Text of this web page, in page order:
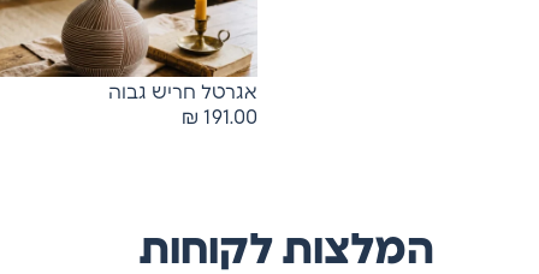
אגרטל חריש גבוה
191.00
₪
המלצות לקוחות